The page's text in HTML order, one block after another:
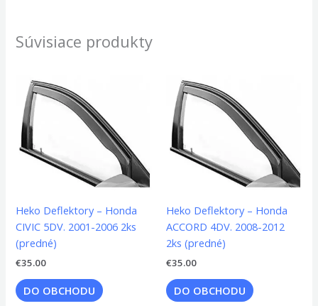
Súvisiace produkty
Heko Deflektory – Honda
CIVIC 5DV. 2001-2006 2ks
(predné)
€35.00
DO OBCHODU
Heko Deflektory – Honda
ACCORD 4DV. 2008-2012
2ks (predné)
€35.00
DO OBCHODU